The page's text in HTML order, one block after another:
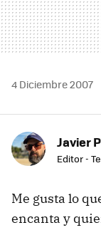
4 Diciembre 2007
Javier
Editor -
Me gusta lo
encanta y